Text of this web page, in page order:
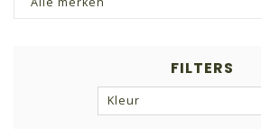
FILTERS
Kleur